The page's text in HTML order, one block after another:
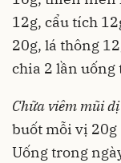
12g, cẩu tích
20g, lá thông
chia 2 lần uống
Chữa viêm mũi
buốt mỗi vị
Uống trong